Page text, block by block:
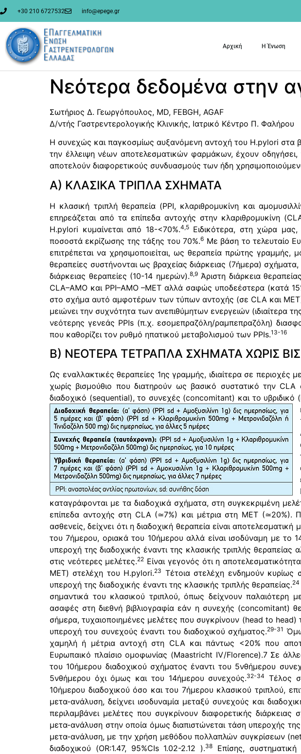
περιεχόμενο
+30 210 6727532 info@epege.gr
Αρχική Η Ένωση
Νεότερα δεδομένα στην
Σωτήριος Δ. Γεωργόπουλος, MD, FEBGH, AGAF
Δ/ντής Γαστρεντερολογικής Κλινικής, Ιατρικό Κέντρο Π. Φαλήρου
Η συνεχώς και παγκοσμίως αυξανόμενη αντοχή του H.pylori στα
την έλλειψη νέων αποτελεσματικών φαρμάκων, έχουν
αποτελούν διαφορετικούς συνδυασμούς των ήδη
Α) ΚΛΑΣΙΚΑ ΤΡΙΠΛΑ ΣΧΗΜΑΤΑ
Η κλασική τριπλή θεραπεία (PPI, κλαριθρομυκίνη και
επηρεάζεται από τα επίπεδα αντοχής στην κλαριθρομυκίνη
H.pylori κυμαίνεται από 18-<70%.4,5Ειδικότερα, στη χώρα
ποσοστά εκρίζωσης της τάξης του 70%.6 Με βάση το τελευταίο
επιτρέπεται να χρησιμοποιείται, ως θεραπεία πρώτης
θεραπείες συστήνονται ως βραχείας διάρκειας (7ήμερα)
διάρκειας θεραπείες (10-14 ημερών).8,9Άριστη διάρκεια
CLA–AMO και PPI–AMO –MET αλλά σαφώς υποδεέστερα (κατά
στο σχήμα αυτό αμφοτέρων των τύπων αντοχής (σε CLA και
μειώνει την συχνότητα των ανεπιθύμητων ενεργειών (ιδιαίτερα
νεότερης γενεάς PPIs (π.χ. εσομεπραζόλη/ραμπεπραζόλη)
που καθορίζει τον ρυθμό ηπατικού μεταβολισμού των PPIs.13-16
Β) ΝΕΟΤΕΡΑ ΤΕΤΡΑΠΛΑ ΣΧΗΜΑΤΑ ΧΩΡΙΣ
Ως εναλλακτικές θεραπείες 1ης γραμμής, ιδιαίτερα σε
χωρίς βισμούθιο που διατηρούν ως βασικό συστατικό την
διαδοχικό (sequential), το συνεχές (concomitant) και το
καταγράφονται με τα διαδοχικά σχήματα, στη συγκεκριμένη
επίπεδα αντοχής στη CLA (≃7%) και μέτρια στη MET
ασθενείς, δείχνει ότι η διαδοχική θεραπεία είναι
του 7ήμερου, οριακά του 10ήμερου αλλά είναι ισοδύναμη με το
υπεροχή της διαδοχικής έναντι της κλασικής τριπλής
στις νεότερες μελέτες.22 Είναι γεγονός ότι η
MET) στελέχη του H.pylori.23 Τέτοια στελέχη ενδημούν κυρίως
υπεροχή της διαδοχικής έναντι της κλασικής τριπλής θεραπείας.24
σημαντικά του κλασικού τριπλού, όπως δείχνουν παλαιότερη
ασαφές στη διεθνή βιβλιογραφία εάν η συνεχής (concomitant)
σήμερα, τυχαιοποιημένες μελέτες που συγκρίνουν (head to
υπεροχή του συνεχούς έναντι του διαδοχικού σχήματος.29-31
χαμηλή ή μέτρια αντοχή στη CLA και πάντως <20% που
Ευρωπαικό πλαίσιο ομοφωνίας (Maastricht Ⅳ/Florence).7 Σε
του 10ήμερου διαδοχικού σχήματος έναντι του 5νθήμερου
5νθήμερου όχι όμως και του 14ήμερου συνεχούς.32-34
Τέλος
10ήμερου διαδοχικού όσο και του 7ήμερου κλασικού τριπλού,
μετα-ανάλυση, δείχνει ισοδυναμία μεταξύ συνεχούς και
περιλαμβάνει μελέτες που συγκρίνουν διαφορετικής διάρκειας
μετα-ανάλυση στην οποία όμως διαπιστώνεται τάση υπεροχής
μετα-ανάλυση, με την χρήση μεθόδου πολλαπλών συγκρίσεων
διαδοχικού (OR:1.47, 95%CIs 1.02-2.12 ).38
Επίσης,